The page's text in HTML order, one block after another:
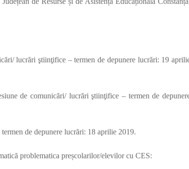
lucrări ştiinţifice – termen de depunere lucrări: 19
de comunicări/ lucrări ştiinţifice – termen de
termen de depunere lucrări: 18 aprilie 2019.
problematica preșcolarilor/elevilor cu CES: